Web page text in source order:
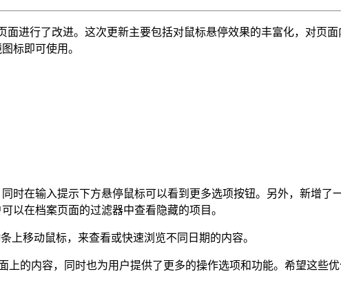
面进行了改进。这次更新主要包括对鼠标悬停效果的丰富化，对页
标即可使用。
时在输入提示下方悬停鼠标可以看到更多选项按钮。另外，新增了
以在档案页面的过滤器中查看隐藏的项目。
上移动鼠标，来查看或快速浏览不同日期的内容。
的内容，同时也为用户提供了更多的操作选项和功能。希望这些